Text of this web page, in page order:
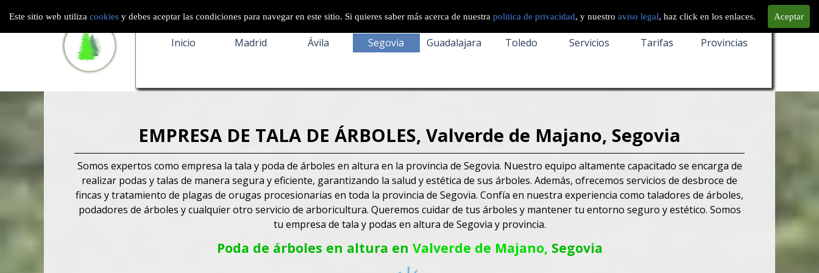
Este sitio web utiliza cookies y debes aceptar las condiciones para navegar en este sitio. Si quieres saber más acerca de nuestra politica de privacidad, y nuestro aviso legal, haz click en los enlaces. Aceptar
Inicio Madrid Ávila Segovia Guadalajara Toledo Servicios Tarifas Provincias
EMPRESA DE TALA DE ÁRBOLES, Valverde de Majano, Segovia
Somos expertos como empresa la tala y poda de árboles en altura en la provincia de Segovia. Nuestro equipo altamente capacitado se encarga de
realizar podas y talas de manera segura y eficiente, garantizando la salud y estética de sus árboles. Además, ofrecemos servicios de desbroce de
fincas y tratamiento de plagas de orugas procesionarias en toda la provincia de Segovia. Confía en nuestra experiencia como taladores de árboles,
podadores de árboles y cualquier otro servicio de arboricultura. Queremos cuidar de tus árboles y mantener tu entorno seguro y estético. Somos
tu empresa de tala y podas en altura de Segovia y provincia.
Poda de árboles en altura en Valverde de Majano, Segovia